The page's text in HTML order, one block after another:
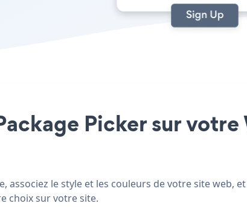
Picker sur votre
le style et les couleurs de votre site web,
choix sur votre site.